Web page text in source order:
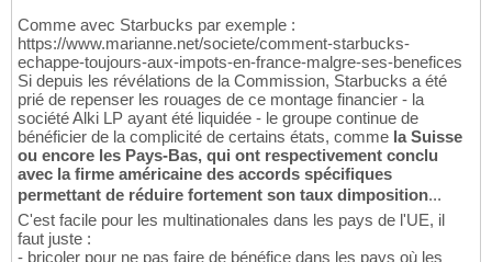
Comme avec Starbucks par exemple :
https://www.marianne.net/societe/comment-starbucks-
echappe-toujours-aux-impots-en-france-malgre-ses-benefices
Si depuis les révélations de la Commission, Starbucks a été
prié de repenser les rouages de ce montage financier - la
société Alki LP ayant été liquidée - le groupe continue de
bénéficier de la complicité de certains états, comme la Suisse
ou encore les Pays-Bas, qui ont respectivement conclu
avec la firme américaine des accords spécifiques
permettant de réduire fortement son taux dimposition...
C'est facile pour les multinationales dans les pays de l'UE, il
faut juste :
- bricoler pour ne pas faire de bénéfice dans les pays où les